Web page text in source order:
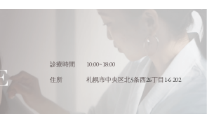
診療時間 10:00~18:00
住所 札幌市中央区北5条西26丁目 1-6 202